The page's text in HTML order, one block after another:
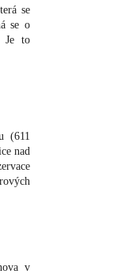
se
se o
Je to
(611
nad
v